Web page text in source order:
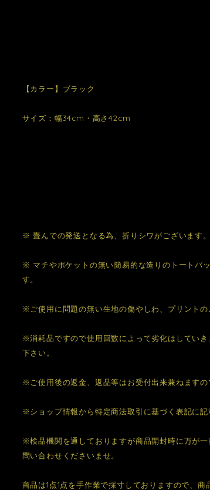
【カラー】ブラック
サイズ：幅34cm・高さ42cm
※ 畳んでの発送となる為、折りシワがございます
※ マチやポケットの無い簡易的な造りのトートバ
す。
※ご使用に問題の無い生地の傷やしわ、プリント
※消耗品ですので使用回数によって劣化はしてい
下さい。
※ご使用後の返金、返品等はお受付出来兼ねます
※ショップ情報から特定商法取引に基づく表記に
※検品機関を通しておりますが商品開封時に万が
問い合わせくださいませ。
商品は1点1点を手作業で採寸しておりますので、